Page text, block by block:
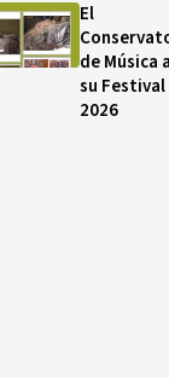
El
de Música
su
2026